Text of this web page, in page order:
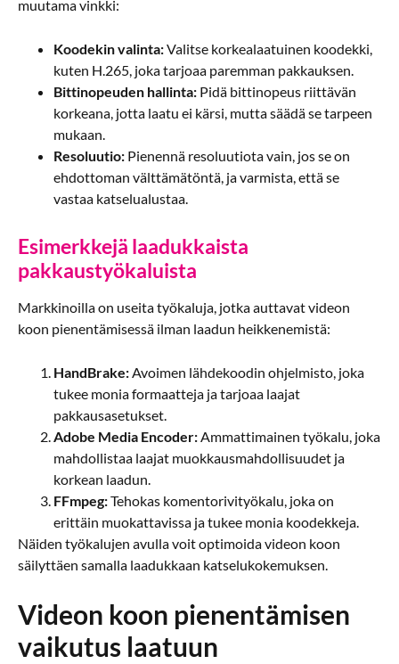
muutama vinkki:
Koodekin valinta:Valitse korkealaatuinen koodekki,
kuten H.265, joka tarjoaa paremman pakkauksen.
Bittinopeuden hallinta: Pidä bittinopeus riittävän
korkeana, jotta laatu ei kärsi, mutta säädä se tarpeen
mukaan.
Resoluutio: Pienennä resoluutiota vain, jos se on
ehdottoman välttämätöntä, ja varmista, että se
vastaa katselualustaa.
Esimerkkejä laadukkaista
pakkaustyökaluista
Markkinoilla on useita työkaluja, jotka auttavat videon
koon pienentämisessä ilman laadun heikkenemistä:
HandBrake:Avoimen lähdekoodin ohjelmisto, joka
tukee monia formaatteja ja tarjoaa laajat
pakkausasetukset.
Adobe Media Encoder:Ammattimainen työkalu, joka
mahdollistaa laajat muokkausmahdollisuudet ja
korkean laadun.
FFmpeg:Tehokas komentorivityökalu, joka on
erittäin muokattavissa ja tukee monia koodekkeja.
Näiden työkalujen avulla voit optimoida videon koon
säilyttäen samalla laadukkaan katselukokemuksen.
Videon koon pienentämisen
vaikutus laatuun